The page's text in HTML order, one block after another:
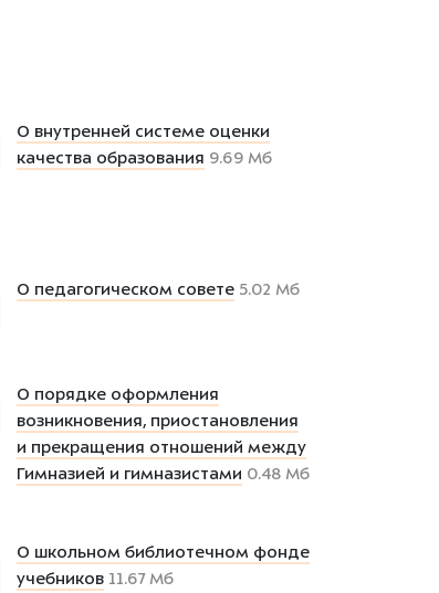
О внутренней системе оценки
качества образования 9.69 Мб
О педагогическом совете5.02 Мб
О порядке оформления
возникновения, приостановления
и прекращения отношений между
Гимназией и гимназистами 0.48 Мб
О школьном библиотечном фонде
учебников11.67 Мб